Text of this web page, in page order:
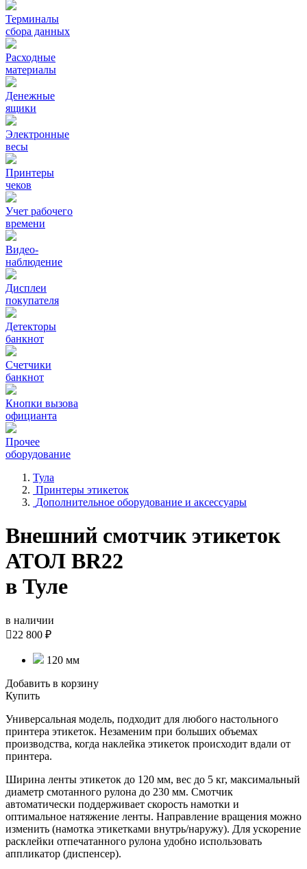
Терминалы
сбора данных
Расходные
материалы
Денежные
ящики
Электронные
весы
Принтеры
чеков
Учет рабочего
времени
Видео‑
наблюдение
Дисплеи
покупателя
Детекторы
банкнот
Счетчики
банкнот
Кнопки вызова
официанта
Прочее
оборудование
Тула
Принтеры этикеток
Дополнительное оборудование и аксессуары
Внешний смотчик этикеток
АТОЛ BR22
в Туле
в наличии
22 800 ₽
120 мм
Добавить в корзину
Купить
Универсальная модель, подходит для любого настольного
принтера этикеток. Незаменим при больших объемах
производства, когда наклейка этикеток происходит вдали от
принтера.
Ширина ленты этикеток до 120 мм, вес до 5 кг, максимальный
диаметр смотанного рулона до 230 мм. Смотчик
автоматически поддерживает скорость намотки и
оптимальное натяжение ленты. Направление вращения можно
изменить (намотка этикетками внутрь/наружу). Для ускорение
расклейки отпечатанного рулона удобно использовать
аппликатор (диспенсер).